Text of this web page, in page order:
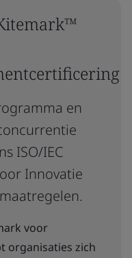
en
ISO/IEC
Innovatie
voor
organisaties zich